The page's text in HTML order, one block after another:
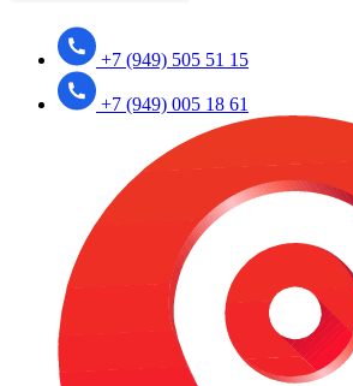
+7 (949) 505 51 15
+7 (949) 005 18 61